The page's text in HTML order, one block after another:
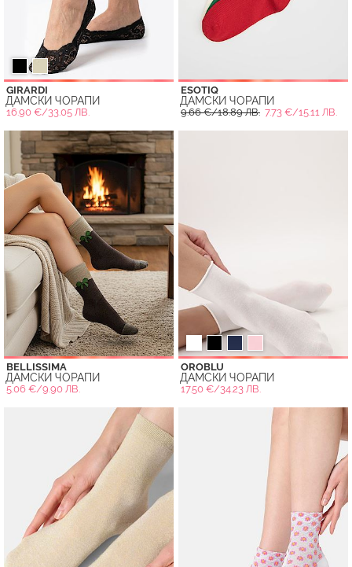
GIRARDI
ДАМСКИ ЧОРАПИ
16.90 €/33.05 ЛВ.
ESOTIQ
ДАМСКИ ЧОРАПИ
9.66 €/18.89 ЛВ. 7.73 €/15.11 ЛВ.
BELLISSIMA
ДАМСКИ ЧОРАПИ
5.06 €/9.90 ЛВ.
OROBLU
ДАМСКИ ЧОРАПИ
17.50 €/34.23 ЛВ.